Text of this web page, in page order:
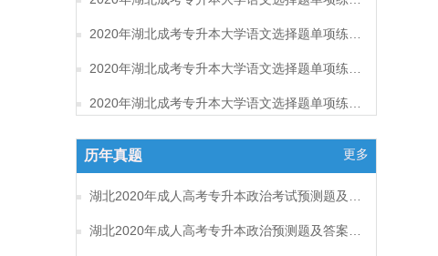
历年真题 更多